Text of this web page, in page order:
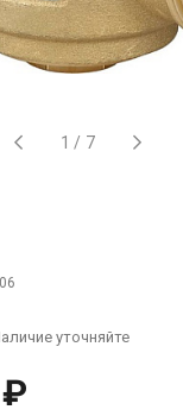
1 / 7
уточняйте